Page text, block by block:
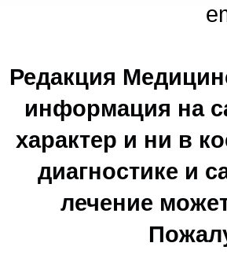
Редакция
информация на
характер и ни в
диагностике и
лечение